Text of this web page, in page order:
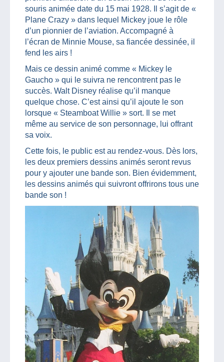
souris animée date du 15 mai 1928. Il s’agit de «
Plane Crazy » dans lequel Mickey joue le rôle
d’un pionnier de l’aviation. Accompagné à
l’écran de Minnie Mouse, sa fiancée dessinée, il
fend les airs !
Mais ce dessin animé comme « Mickey le
Gaucho » qui le suivra ne rencontrent pas le
succès. Walt Disney réalise qu’il manque
quelque chose. C’est ainsi qu’il ajoute le son
lorsque « Steamboat Willie » sort. Il se met
même au service de son personnage, lui offrant
sa voix.
Cette fois, le public est au rendez-vous. Dès lors,
les deux premiers dessins animés seront revus
pour y ajouter une bande son. Bien évidemment,
les dessins animés qui suivront offrirons tous une
bande son !